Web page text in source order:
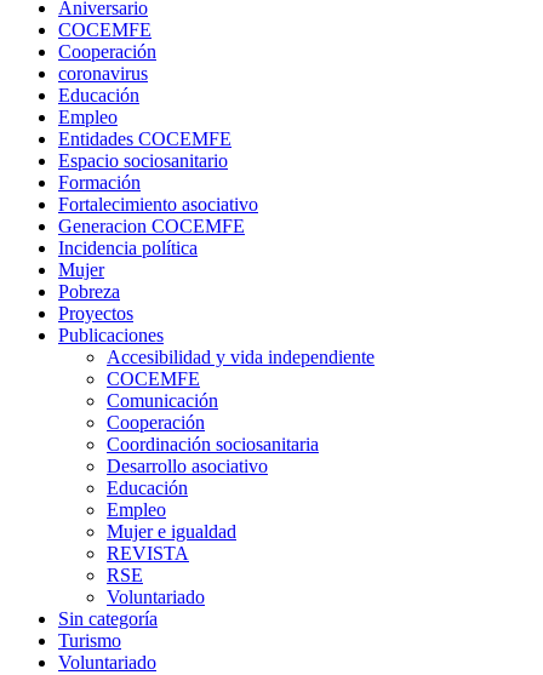
Aniversario
COCEMFE
Cooperación
coronavirus
Educación
Empleo
Entidades COCEMFE
Espacio sociosanitario
Formación
Fortalecimiento asociativo
Generacion COCEMFE
Incidencia política
Mujer
Pobreza
Proyectos
Publicaciones
Accesibilidad y vida independiente
COCEMFE
Comunicación
Cooperación
Coordinación sociosanitaria
Desarrollo asociativo
Educación
Empleo
Mujer e igualdad
REVISTA
RSE
Voluntariado
Sin categoría
Turismo
Voluntariado